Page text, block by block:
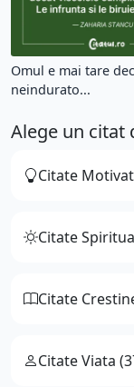
Omul e mai tare
neindurato...
Alege un citat
Citate
Citate
Citate
Citate Viata